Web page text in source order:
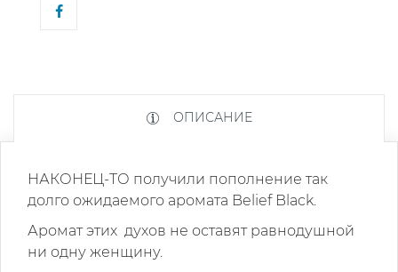
ОПИСАНИЕ
НАКОНЕЦ-ТО получили пополнение так
долго ожидаемого аромата Belief Black.
Аромат этих духов не оставят равнодушной
ни одну женщину.